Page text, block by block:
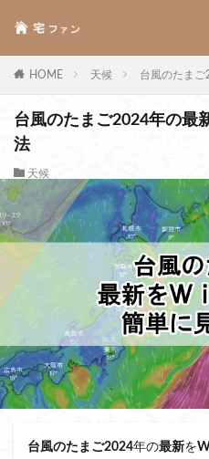
HOME 天候 台風のたま
台風のたまご2024年の最
法
天候
台風のたまご2024年の最新を